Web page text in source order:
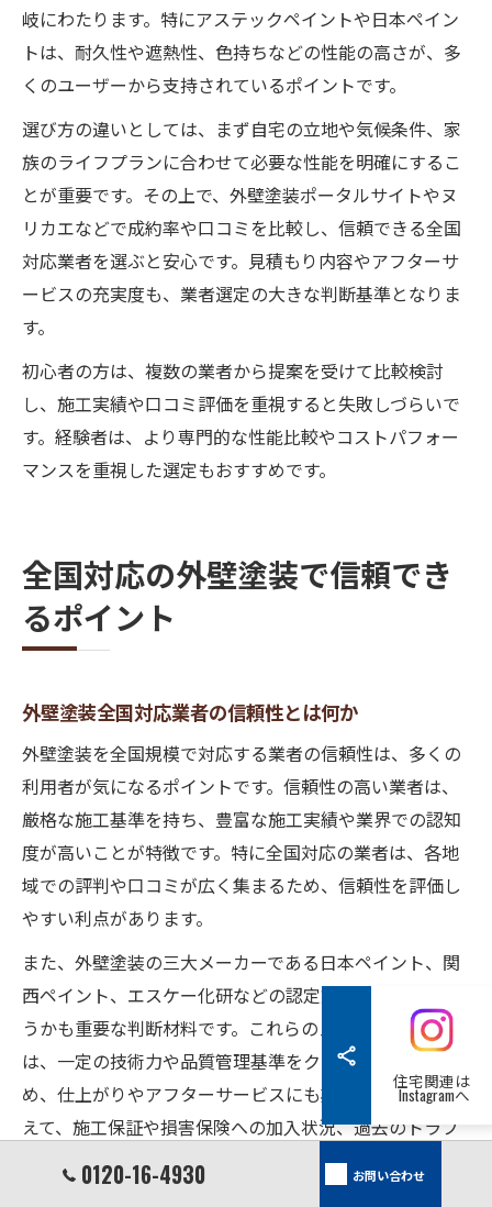
岐にわたります。特にアステックペイントや日本ペイン
トは、耐久性や遮熱性、色持ちなどの性能の高さが、多
くのユーザーから支持されているポイントです。
選び方の違いとしては、まず自宅の立地や気候条件、家
族のライフプランに合わせて必要な性能を明確にするこ
とが重要です。その上で、外壁塗装ポータルサイトやヌ
リカエなどで成約率や口コミを比較し、信頼できる全国
対応業者を選ぶと安心です。見積もり内容やアフターサ
ービスの充実度も、業者選定の大きな判断基準となりま
す。
初心者の方は、複数の業者から提案を受けて比較検討
し、施工実績や口コミ評価を重視すると失敗しづらいで
す。経験者は、より専門的な性能比較やコストパフォー
マンスを重視した選定もおすすめです。
全国対応の外壁塗装で信頼でき
るポイント
外壁塗装全国対応業者の信頼性とは何か
外壁塗装を全国規模で対応する業者の信頼性は、多くの
利用者が気になるポイントです。信頼性の高い業者は、
厳格な施工基準を持ち、豊富な施工実績や業界での認知
度が高いことが特徴です。特に全国対応の業者は、各地
域での評判や口コミが広く集まるため、信頼性を評価し
やすい利点があります。
また、外壁塗装の三大メーカーである日本ペイント、関
西ペイント、エスケー化研などの認定施工店であるかど
うかも重要な判断材料です。これらのメーカー認定業者
は、一定の技術力や品質管理基準をクリアしているた
め、仕上がりやアフターサービスにも期待できます。加
えて、施工保証や損害保険への加入状況、過去のトラブ
ル対応履歴も信頼性を測るポイントとなります。
住宅関連は
Instagramへ
0120-16-4930 お問い合わせ